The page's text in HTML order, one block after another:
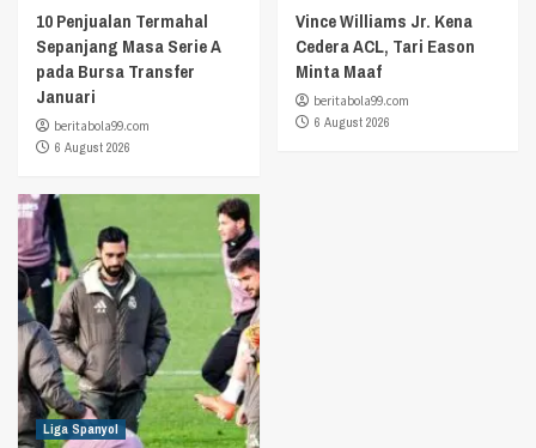
10 Penjualan Termahal
Sepanjang Masa Serie A
pada Bursa Transfer
Januari
beritabola99.com
6 August 2026
Vince Williams Jr. Kena
Cedera ACL, Tari Eason
Minta Maaf
beritabola99.com
6 August 2026
Liga Spanyol